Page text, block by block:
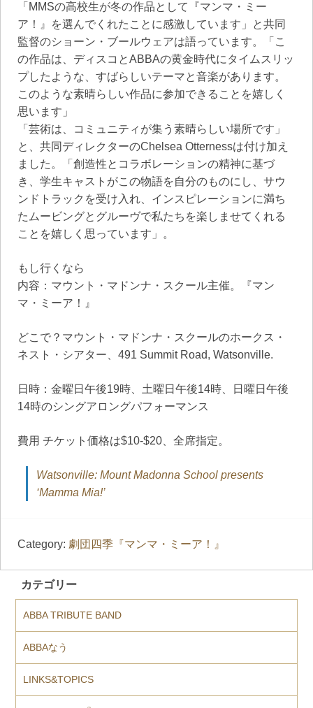
「MMSの高校生が冬の作品として『マンマ・ミー
ア！』を選んでくれたことに感激しています」と共同
監督のショーン・ブールウェアは語っています。「こ
の作品は、ディスコとABBAの黄金時代にタイムスリッ
プしたような、すばらしいテーマと音楽があります。
このような素晴らしい作品に参加できることを嬉しく
思います」
「芸術は、コミュニティが集う素晴らしい場所です」
と、共同ディレクターのChelsea Otternessは付け加え
ました。「創造性とコラボレーションの精神に基づ
き、学生キャストがこの物語を自分のものにし、サウ
ンドトラックを受け入れ、インスピレーションに満ち
たムービングとグルーヴで私たちを楽しませてくれる
ことを嬉しく思っています」。
もし行くなら
内容：マウント・マドンナ・スクール主催。『マン
マ・ミーア！』
どこで？マウント・マドンナ・スクールのホークス・
ネスト・シアター、491 Summit Road, Watsonville.
日時：金曜日午後19時、土曜日午後14時、日曜日午後
14時のシングアロングパフォーマンス
費用 チケット価格は$10-$20、全席指定。
Watsonville: Mount Madonna School presents
‘Mamma Mia!’
Category: 劇団四季『マンマ・ミーア！』
カテゴリー
ABBA TRIBUTE BAND
ABBAなう
LINKS&TOPICS